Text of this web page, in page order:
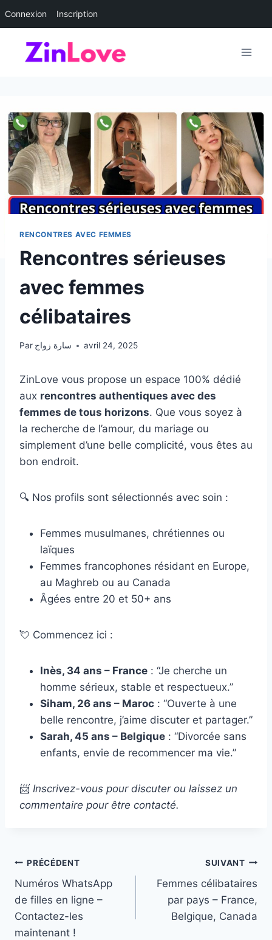
Connexion Inscription
RENCONTRES AVEC FEMMES
Rencontres sérieuses
avec femmes
célibataires
Par سارة زواج avril 24, 2025
ZinLove vous propose un espace 100% dédié
aux rencontres authentiques avec des
femmes de tous horizons. Que vous soyez à
la recherche de l’amour, du mariage ou
simplement d’une belle complicité, vous êtes au
bon endroit.
🔍 Nos profils sont sélectionnés avec soin :
Femmes musulmanes, chrétiennes ou
laïques
Femmes francophones résidant en Europe,
au Maghreb ou au Canada
Âgées entre 20 et 50+ ans
💘 Commencez ici :
Inès, 34 ans – France : “Je cherche un
homme sérieux, stable et respectueux.”
Siham, 26 ans – Maroc : “Ouverte à une
belle rencontre, j’aime discuter et partager.”
Sarah, 45 ans – Belgique : “Divorcée sans
enfants, envie de recommencer ma vie.”
📨 Inscrivez-vous pour discuter ou laissez un
commentaire pour être contacté.
Navigation
de
l’article
PRÉCÉDENT
Numéros WhatsApp
de filles en ligne –
Contactez-les
maintenant !
SUIVANT
Femmes célibataires
par pays – France,
Belgique, Canada